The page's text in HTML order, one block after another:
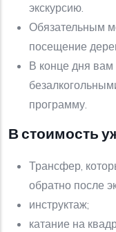
экскурсию.
Обязательным
посещение
В конце дня
программу.
В стоимость
Трансфер,
обратно после
инструктаж;
катание на